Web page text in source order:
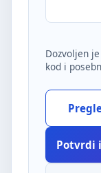
Dozvoljen
kod i
Potvrdi